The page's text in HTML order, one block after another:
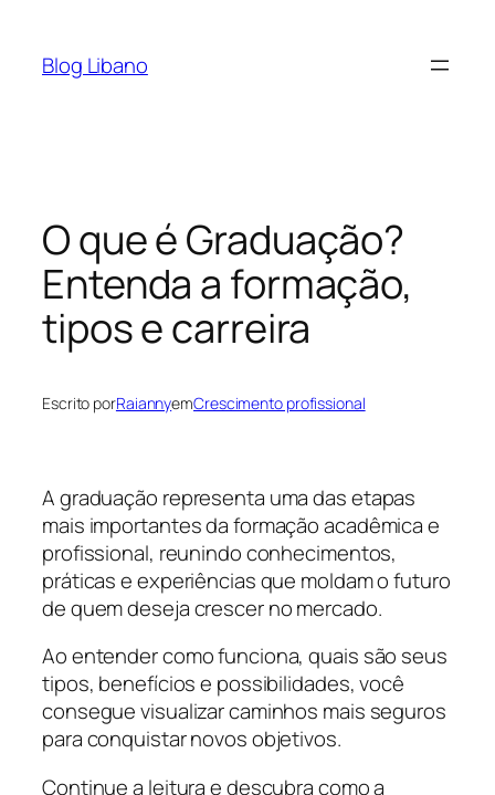
Blog Libano
O que é Graduação?
Entenda a formação,
tipos e carreira
Escrito porRaiannyemCrescimento profissional
A graduação representa uma das etapas
mais importantes da formação acadêmica e
profissional, reunindo conhecimentos,
práticas e experiências que moldam o futuro
de quem deseja crescer no mercado.
Ao entender como funciona, quais são seus
tipos, benefícios e possibilidades, você
consegue visualizar caminhos mais seguros
para conquistar novos objetivos.
Continue a leitura e descubra como a